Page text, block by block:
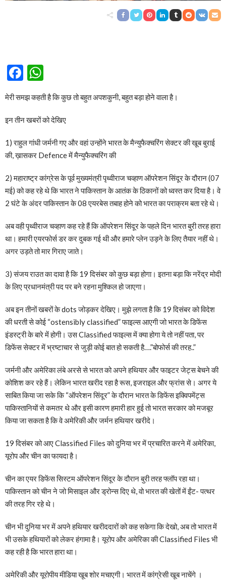
Facebook
मेरी समझ कहती है कि कुछ तो बहुत अपशकुनी, बहुत बड़ा होने वाला है।
इन तीन खबरों को देखिए
1) राहुल गांधी जर्मनी गए और वहां उन्होंने भारत के मैन्युफैक्चरिंग सेक्टर की खूब बुराई
की, ख़ासकर Defence में मैन्युफैक्चरिंग की
2) महाराष्ट्र कांग्रेस के पूर्व मुख्यमंत्री पृथ्वीराज चव्हाण ऑपरेशन सिंदूर के दौरान (07
मई) को कह रहे थे कि भारत ने पाकिस्तान के आतंक के ठिकानों को ध्वस्त कर दिया है। वे
2 घंटे के अंदर पाकिस्तान के 08 एयरबेस तबाह होने को भारत का पराक्रम बता रहे थे।
अब वही पृथ्वीराज चव्हाण कह रहे हैं कि ऑपरेशन सिंदूर के पहले दिन भारत बुरी तरह हारा
था। हमारी एयरफोर्स डर कर दुबक गई थी और हमारे प्लेन उड़ने के लिए तैयार नहीं थे।
अगर उड़ते तो मार गिराए जाते।
3) संजय राउत का दावा है कि 19 दिसंबर को कुछ बड़ा होगा। इतना बड़ा कि नरेंद्र मोदी
के लिए प्रधानमंत्री पद पर बने रहना मुश्किल हो जाएगा।
अब इन तीनों खबरों के dots जोड़कर देखिए। मुझे लगता है कि 19 दिसंबर को विदेश
की धरती से कोई “ostensibly classified” फाइल्स आएगी जो भारत के डिफेंस
इंडस्ट्री के बारे में होगी। उस Classified फाइल्स में क्या होगा ये तो नहीं पता, पर
डिफेंस सेक्टर में भ्रष्टाचार से जुड़ी कोई बात हो सकती है….”बोफोर्स की तरह..”
जर्मनी और अमेरिका लंबे अरसे से भारत को अपने हथियार और फाइटर जेट्स बेचने की
कोशिश कर रहे हैं। लेकिन भारत खरीद रहा है रूस, इजराइल और फ्रांस से। अगर ये
साबित किया जा सके कि “ऑपरेशन सिंदूर” के दौरान भारत के डिफेंस इक्विपमेंट्स
पाकिस्तानियों से कमतर थे और इसी कारण हमारी हार हुई तो भारत सरकार को मजबूर
किया जा सकता है कि वे अमेरिकी और जर्मन हथियार खरीदे।
19 दिसंबर को आए Classified Files को दुनिया भर में प्रचारित करने में अमेरिका,
यूरोप और चीन का फायदा है।
चीन का एयर डिफेंस सिस्टम ऑपरेशन सिंदूर के दौरान बुरी तरह फ्लॉप रहा था।
पाकिस्तान को चीन ने जो मिसाइल और ड्रोन्स दिए थे, वो भारत की खेतों में ईंट- पत्थर
की तरह गिर रहे थे।
चीन भी दुनिया भर में अपने हथियार खरीददारों को कह सकेगा कि देखो, अब तो भारत में
भी उसके हथियारों को लेकर हंगामा है। यूरोप और अमेरिका की Classified Files भी
कह रही है कि भारत हारा था।
अमेरिकी और यूरोपीय मीडिया खूब शोर मचाएगी। भारत में कांग्रेसी खूब नाचेंगे ।